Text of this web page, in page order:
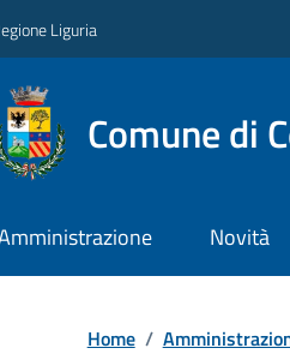
Liguria
Comune di
Novità
Home /